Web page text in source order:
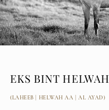
EKS BINT HELWAH
(LAHEEB | HELWAH AA | AL AYAD)